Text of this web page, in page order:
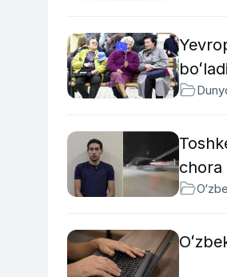
boʻladi
chora